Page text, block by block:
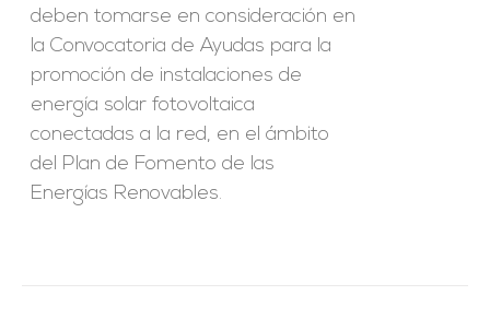
deben tomarse en consideración en
la Convocatoria de Ayudas para la
promoción de instalaciones de
energía solar fotovoltaica
conectadas a la red, en el ámbito
del Plan de Fomento de las
Energías Renovables.